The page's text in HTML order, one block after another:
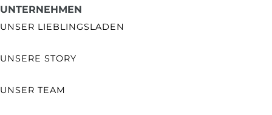
UNTERNEHMEN
UNSER LIEBLINGSLADEN
UNSERE STORY
UNSER TEAM